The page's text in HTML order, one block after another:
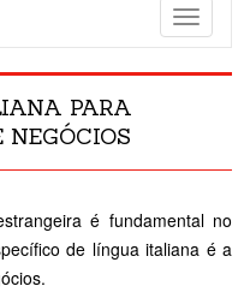
Toggle
PARA
NEGÓCIOS
é fundamental no
de língua italiana é a